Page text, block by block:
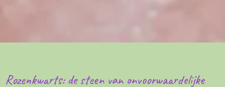
Rozenkwarts: de steen van onvoorwaardelijke